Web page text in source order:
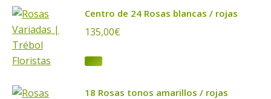
Centro de 24 Rosas blancas / rojas
135,00€
18 Rosas tonos amarillos / rojas